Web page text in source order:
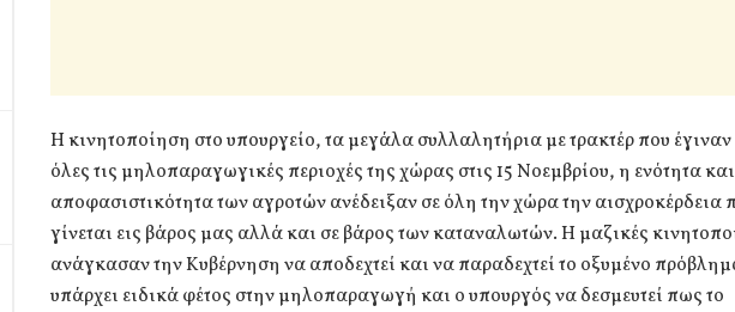
Η κινητοποίηση στο υπουργείο, τα μεγάλα συλλαλητήρια με τρακτέρ που έγιναν
όλες τις μηλοπαραγωγικές περιοχές της χώρας στις 15 Νοεμβρίου, η ενότητα και
αποφασιστικότητα των αγροτών ανέδειξαν σε όλη την χώρα την αισχροκέρδεια
γίνεται εις βάρος μας αλλά και σε βάρος των καταναλωτών. Η μαζικές
ανάγκασαν την Κυβέρνηση να αποδεχτεί και να παραδεχτεί το οξυμένο
υπάρχει ειδικά φέτος στην μηλοπαραγωγή και ο υπουργός να δεσμευτεί πως το